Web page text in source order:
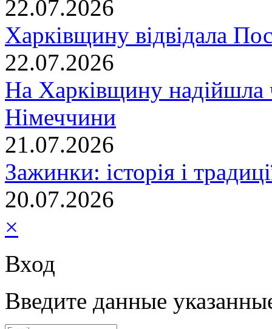
22.07.2026
Харківщину відвідала
22.07.2026
На Харківщину надійшла
Німеччини
21.07.2026
Зажинки: історія і
20.07.2026
×
Вход
Введите данные